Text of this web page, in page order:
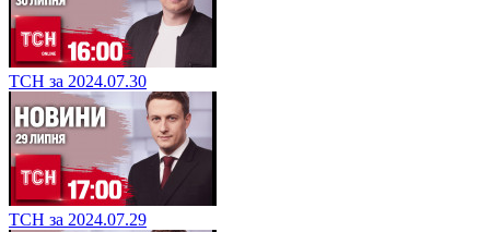
ТСН за 2024.07.30
ТСН за 2024.07.29